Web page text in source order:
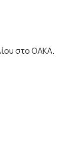
στο ΟΑΚΑ.